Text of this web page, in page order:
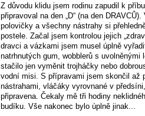
Z důvodu klidu jsem rodinu zapudil k
připravoval na den „D“ (na den
polovičky a všechny nástrahy si
postele. Začal jsem kontrolou jejich
dravci a vázkami jsem musel úplně
natrhnutých gum, wobblerů s
stačilo jen vyměnit trojháčky nebo
vodní misi. S přípravami jsem skončil až
nástrahami, vláčáky vyrovnané v
připravena. Čekaly mě tři hodiny
budíku. Vše nakonec bylo úplně jinak...